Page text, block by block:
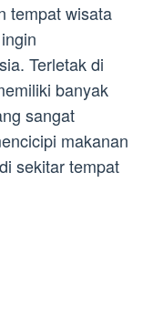
tempat wisata
Terletak di
banyak
sangat
makanan
sekitar tempat